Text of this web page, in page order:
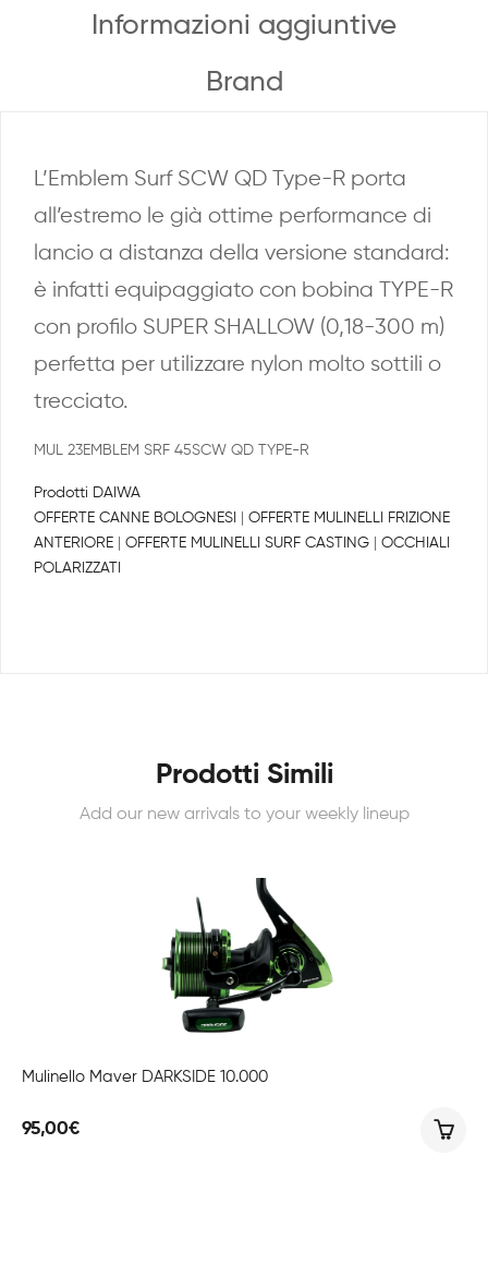
Informazioni aggiuntive
Brand
L’Emblem Surf SCW QD Type-R porta
all’estremo le già ottime performance di
lancio a distanza della versione standard:
è infatti equipaggiato con bobina TYPE-R
con profilo SUPER SHALLOW (0,18-300 m)
perfetta per utilizzare nylon molto sottili o
trecciato.
MUL 23EMBLEM SRF 45SCW QD TYPE-R
Prodotti DAIWA
OFFERTE CANNE BOLOGNESI
OFFERTE MULINELLI FRIZIONE
ANTERIORE
OFFERTE MULINELLI SURF CASTING
OCCHIALI
POLARIZZATI
Prodotti Simili
Add our new arrivals to your weekly lineup
Mulinello Maver DARKSIDE 10.000
95,00€